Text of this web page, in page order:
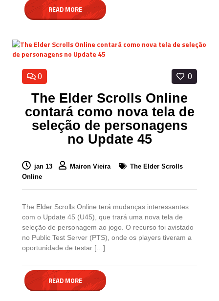
READ MORE
0 0
The Elder Scrolls Online
contará como nova tela de
seleção de personagens
no Update 45
jan 13 Mairon Vieira
The Elder Scrolls
Online
The Elder Scrolls Online terá mudanças interessantes
com o Update 45 (U45), que trará uma nova tela de
seleção de personagem ao jogo. O recurso foi avistado
no Public Test Server (PTS), onde os players tiveram a
oportunidade de testar […]
READ MORE